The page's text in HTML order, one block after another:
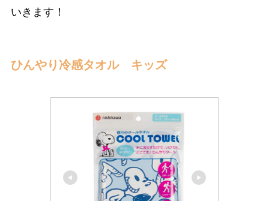
いきます！
ひんやり冷感タオル キッズ